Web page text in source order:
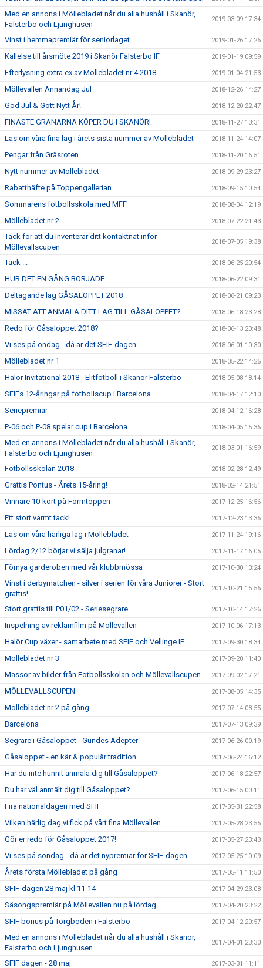
Med en annons i Möllebladet når du alla hushåll i Skanör,
Falsterbo och Ljunghusen
2019-03-09 17:34
Vinst i hemmapremiär för seniorlaget 2019-01-26 17:26
Kallelse till årsmöte 2019 i Skanör Falsterbo IF 2019-01-19 09:59
Efterlysning extra ex av Möllebladet nr 4 2018 2019-01-04 21:53
Möllevallen Annandag Jul 2018-12-26 14:27
God Jul & Gott Nytt År! 2018-12-20 22:47
FINASTE GRANARNA KÖPER DU I SKANÖR! 2018-11-27 13:31
Läs om våra fina lag i årets sista nummer av Möllebladet 2018-11-24 14:07
Pengar från Gräsroten 2018-11-20 16:51
Nytt nummer av Möllebladet 2018-09-29 23:27
Rabatthäfte på Toppengallerian 2018-09-15 10:54
Sommarens fotbollsskola med MFF 2018-08-04 12:19
Möllebladet nr 2 2018-07-22 21:43
Tack för att du inventerar ditt kontaktnät inför
Möllevallscupen
2018-07-05 19:38
Tack ... 2018-06-25 20:54
HUR DET EN GÅNG BÖRJADE ... 2018-06-22 09:31
Deltagande lag GÅSALOPPET 2018 2018-06-21 09:23
MISSAT ATT ANMÄLA DITT LAG TILL GÅSALOPPET? 2018-06-18 23:28
Redo för Gåsaloppet 2018? 2018-06-13 20:48
Vi ses på ondag - då är det SFIF-dagen 2018-06-01 10:30
Möllebladet nr 1 2018-05-22 14:25
Halör Invitational 2018 - Elitfotboll i Skanör Falsterbo 2018-05-08 18:14
SFIFs 12-åringar på fotbollscup i Barcelona 2018-04-17 12:10
Seriepremiär 2018-04-12 16:28
P-06 och P-08 spelar cup i Barcelona 2018-04-05 15:36
Med en annons i Möllebladet når du alla hushåll i Skanör,
Falsterbo och Ljunghusen
2018-03-01 16:59
Fotbollsskolan 2018 2018-02-28 12:49
Grattis Pontus - Årets 15-åring! 2018-02-14 21:51
Vinnare 10-kort på Formtoppen 2017-12-25 16:56
Ett stort varmt tack! 2017-12-23 13:36
Läs om våra härliga lag i Möllebladet 2017-11-24 19:16
Lördag 2/12 börjar vi sälja julgranar! 2017-11-17 16:05
Förnya garderoben med vår klubbmössa 2017-10-30 13:24
Vinst i derbymatchen - silver i serien för våra Juniorer - Stort
grattis!
2017-10-21 15:56
Stort grattis till P01/02 - Seriesegrare 2017-10-14 17:26
Inspelning av reklamfilm på Möllevallen 2017-10-06 17:13
Halör Cup växer - samarbete med SFIF och Vellinge IF 2017-09-30 18:34
Möllebladet nr 3 2017-09-20 11:40
Massor av bilder från Fotbollsskolan och Möllevallscupen 2017-09-02 17:21
MÖLLEVALLSCUPEN 2017-08-05 14:35
Möllebladet nr 2 på gång 2017-07-14 08:55
Barcelona 2017-07-13 09:39
Segrare i Gåsaloppet - Gundes Adepter 2017-06-26 00:19
Gåsaloppet - en kär & populär tradition 2017-06-24 16:12
Har du inte hunnit anmäla dig till Gåsaloppet? 2017-06-18 22:57
Du har väl anmält dig till Gåsaloppet? 2017-06-15 00:11
Fira nationaldagen med SFIF 2017-05-31 22:58
Vilken härlig dag vi fick på vårt fina Möllevallen 2017-05-28 23:55
Gör er redo för Gåsaloppet 2017! 2017-05-27 23:43
Vi ses på söndag - då är det nypremiär för SFIF-dagen 2017-05-25 10:09
Årets första Möllebladet på gång 2017-05-11 11:50
SFIF-dagen 28 maj kl 11-14 2017-04-29 23:08
Säsongspremiär på Möllevallen nu på lördag 2017-04-20 23:22
SFIF bonus på Torgboden i Falsterbo 2017-04-12 20:57
Med en annons i Möllebladet når du alla hushåll i Skanör,
Falsterbo och Ljunghusen
2017-04-01 23:30
SFIF dagen - 28 maj 2017-03-31 11:11